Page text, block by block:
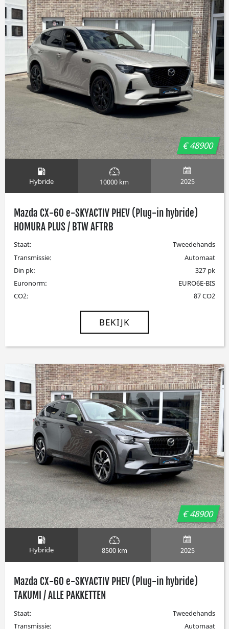
€ 48900
Hybride 10000 km 2025
Mazda CX-60 e-SKYACTIV PHEV (Plug-in hybride)
HOMURA PLUS / BTW AFTRB
Staat:
Tweedehands
Transmissie:
Automaat
Din pk:
327 pk
Euronorm:
EURO6E-BIS
CO2:
87 CO2
BEKIJK
€ 48900
Hybride 8500 km 2025
Mazda CX-60 e-SKYACTIV PHEV (Plug-in hybride)
TAKUMI / ALLE PAKKETTEN
Staat:
Tweedehands
Transmissie:
Automaat